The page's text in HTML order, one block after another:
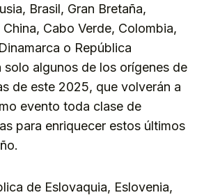
Brasil, Gran Bretaña,
China, Cabo Verde, Colombia,
o República
solo algunos de los orígenes de
de este 2025, que volverán a
evento toda clase de
para enriquecer estos últimos
de Eslovaquia, Eslovenia,